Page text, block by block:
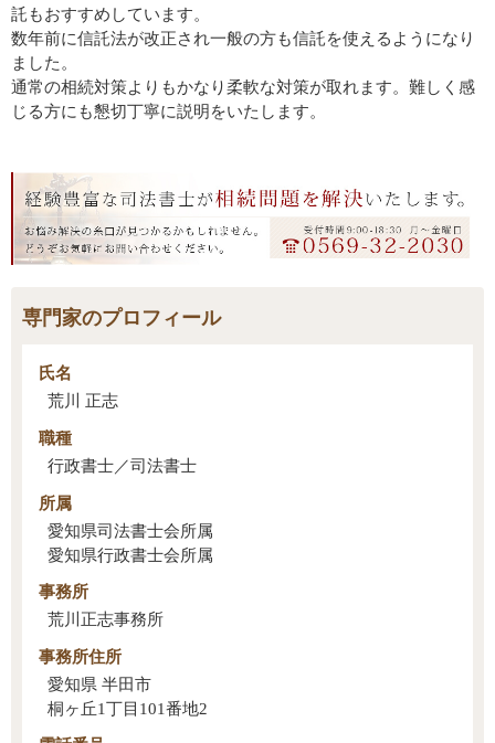
託もおすすめしています。
数年前に信託法が改正され一般の方も信託を使えるようになり
ました。
通常の相続対策よりもかなり柔軟な対策が取れます。難しく感
じる方にも懇切丁寧に説明をいたします。
専門家のプロフィール
氏名
荒川 正志
職種
行政書士／司法書士
所属
愛知県司法書士会所属
愛知県行政書士会所属
事務所
荒川正志事務所
事務所住所
愛知県 半田市
桐ヶ丘1丁目101番地2